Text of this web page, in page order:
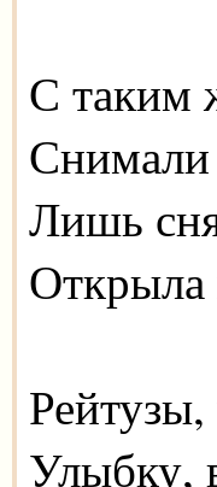
С таким
Снимали
Лишь
Открыла
Улыбку,